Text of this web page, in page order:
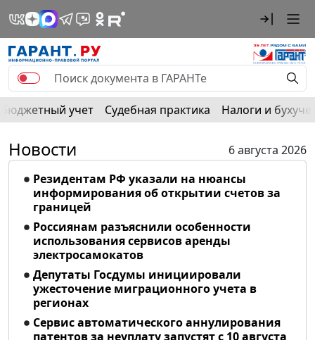
Бюджетный учет Судебная практика Налоги и
Новости
6 августа 2026
Резидентам РФ указали на нюансы
информирования об открытии счетов за
границей
Россиянам разъяснили особенности
использования сервисов аренды
электросамокатов
Депутаты Госдумы инициировали
ужесточение миграционного учета в
регионах
Сервис автоматического аннулирования
патентов за неуплату запустят с 10 августа